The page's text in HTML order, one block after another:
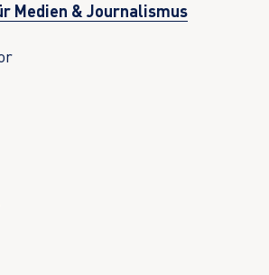
Medien & Journalismus